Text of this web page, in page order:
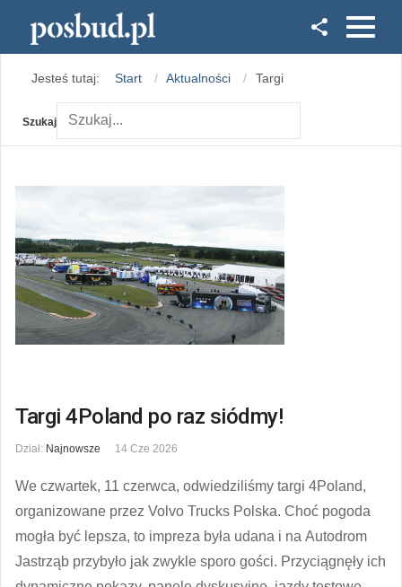
Instagram
Jesteś tutaj: Start Aktualności Targi
Szukaj
Targi 4Poland po raz siódmy!
Dział: Najnowsze 14 Cze 2026
We czwartek, 11 czerwca, odwiedziliśmy targi 4Poland,
organizowane przez Volvo Trucks Polska. Choć pogoda
mogła być lepsza, to impreza była udana i na Autodrom
Jastrząb przybyło jak zwykle sporo gości. Przyciągnęły ich